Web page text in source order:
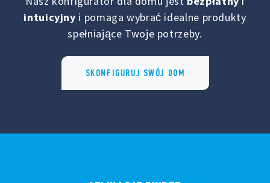
intuicyjny i pomaga wybrać idealne produkty
spełniające Twoje potrzeby.
SKONFIGURUJ SWÓJ DOM